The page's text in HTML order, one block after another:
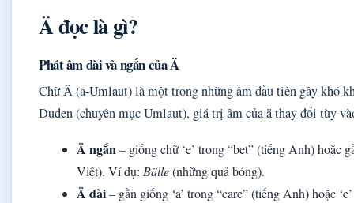
Ä đọc là gì?
Phát âm dài và ngắn của Ä
Chữ Ä (a-Umlaut) là một trong những âm đầu tiên gây khó
Duden (chuyên mục Umlaut), giá trị âm của ä thay đổi tùy
Ä ngắn– giống chữ ‘e’ trong “bet” (tiếng Anh) hoặc
Việt). Ví dụ: Bälle(những quả bóng).
Ä dài– gần giống ‘a’ trong “care” (tiếng Anh) hoặc